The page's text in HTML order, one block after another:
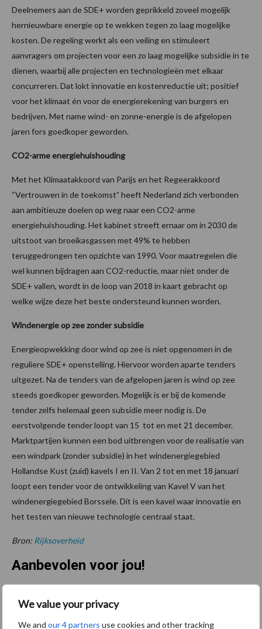
We value your privacy
We and our 4 partners use cookies and other tracking
Deelnemers aan de SDE+ worden geprikkeld zoveel mogelijk
hernieuwbare energie op te wekken tegen zo laag mogelijke
kosten. De regeling werkt als een veiling en stimuleert
aanvragers om projecten voor een zo laag mogelijke subsidie in te
dienen, waarbij alle projecten en technologieën met elkaar
concurreren. Dat lokt innovatie en kostenreductie uit; positief
voor het klimaat én voor de energierekening van burgers en
bedrijven. Met name wind- en zonne-energie is de afgelopen
jaren fors goedkoper geworden.
CO2-arme energiehuishouding
Met het Klimaatakkoord van Parijs en het Regeerakkoord
“Vertrouwen in de toekomst” heeft Nederland zich verbonden
aan ambitieuze doelen op weg naar een CO2-arme
energiehuishouding. Het kabinet streeft ernaar om in 2030 de
uitstoot van broeikasgassen met 49% te hebben
teruggedrongen ten opzichte van 1990. Voor maatregelen die
wel kunnen bijdragen aan CO2-reductie, maar niet onder de
SDE+ vallen, wordt in de loop van 2018 in kaart gebracht op
welke wijze deze het beste ondersteund kunnen worden.
Windenergie op zee zonder subsidie
Energieopwekking door wind op zee is niet opgenomen in de
reguliere SDE+ openstelling. Hiervoor worden aparte tenders
uitgezet. Na de tenders van de afgelopen jaren is wind op zee
steeds goedkoper geworden. Mogelijk is er bij de komende
tender zelfs helemaal geen subsidie meer nodig is. De
eerstvolgende tender loopt van 15 tot en met 21 december.
Marktpartijen kunnen een bod uitbrengen voor de realisatie van
een windpark (zonder subsidie) in het windenergiegebied
Hollandse Kust (zuid) kavels I en II. Van 2 tot en met 18 januari
loopt een tender voor de ontwikkeling van Kavel V van het
windenergiegebied Borssele. Dit is een kavel waar innovatie en
het testen van nieuwe technologie centraal staat.
Bron: Rijksoverheid
Aanbevolen voor jou!
Grondstoffenmarkt blijft
grillig: droogte en
geopolitiek houden handel